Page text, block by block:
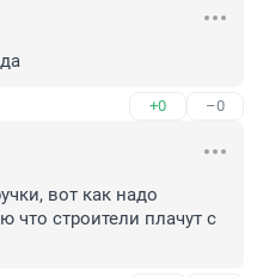
+0 –0
вот как надо
что строители плачут с